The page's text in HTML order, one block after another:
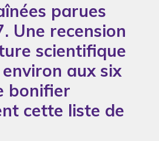
parues
Une recension
scientifique
aux six
bonifier
cette liste de